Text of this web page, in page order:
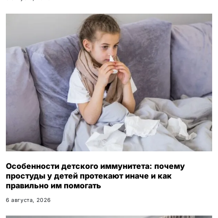
Особенности детского иммунитета: почему
простуды у детей протекают иначе и как
правильно им помогать
6 августа, 2026